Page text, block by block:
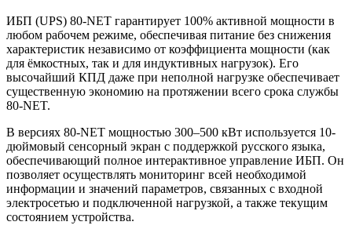
ИБП (UPS) 80-NET гарантирует 100% активной мощности в
любом рабочем режиме, обеспечивая питание без снижения
характеристик независимо от коэффициента мощности (как
для ёмкостных, так и для индуктивных нагрузок). Его
высочайший КПД даже при неполной нагрузке обеспечивает
существенную экономию на протяжении всего срока службы
80-NET.
В версиях 80-NET мощностью 300–500 кВт используется 10-
дюймовый сенсорный экран с поддержкой русского языка,
обеспечивающий полное интерактивное управление ИБП. Он
позволяет осуществлять мониторинг всей необходимой
информации и значений параметров, связанных с входной
электросетью и подключенной нагрузкой, а также текущим
состоянием устройства.